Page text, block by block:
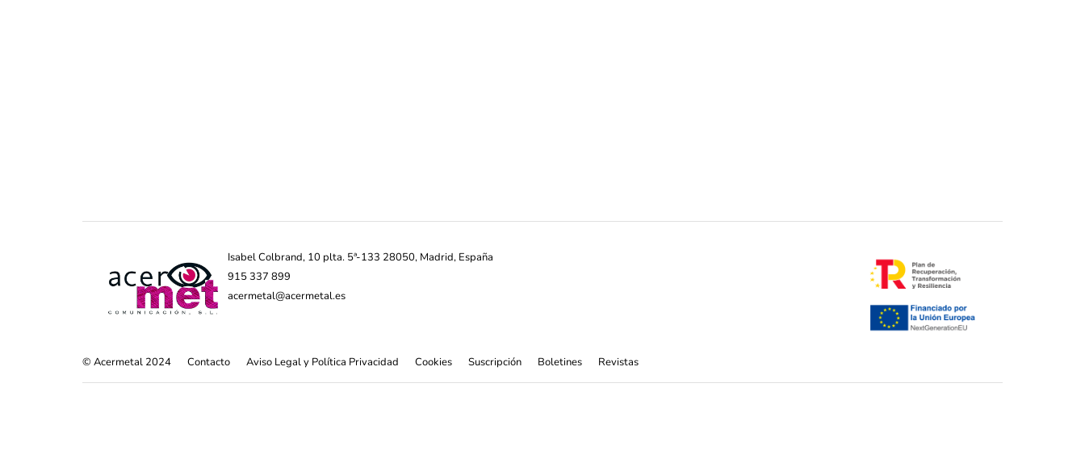
Isabel Colbrand, 10 plta. 5ª-133 28050, Madrid, España
915 337 899
acermetal@acermetal.es
© Acermetal 2024 Contacto Aviso Legal y Política Privacidad Cookies Suscripción Boletines Revistas